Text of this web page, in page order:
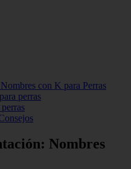
con K para Perras
perras
Nombres